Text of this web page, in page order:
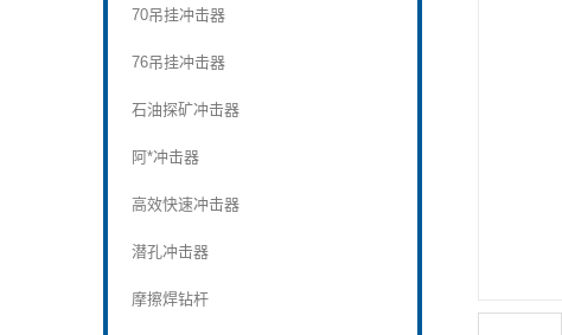
70吊挂冲击器
76吊挂冲击器
石油探矿冲击器
阿*冲击器
高效快速冲击器
潜孔冲击器
摩擦焊钻杆